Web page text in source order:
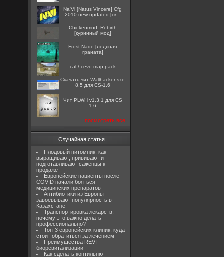
Na'Vi [Natus Vincere] Cfg
2010 new updated [ск...
Chickenmod: Rebirth
[куринный мод]
Frost Nade [ледяная
граната]
cal / cevo map pack
Скачать чит Wallhacker sxe
8.5 для CS-1.6
Чит PLWH v1.3.1 для CS
1.6
посмотреть все
Случайная статья
Плодовый питомник: как
выращивают, прививают и
подготавливают саженцы к
продаже
Европейские пациенты после
COVID начали бояться
медицинских препаратов
Антибиотики из Европы
завоевывают популярность в
Казахстане
Транспортировка лекарств:
почему это важно делать
профессионально?
Топ-3 европейских клиник, куда
стоит обратиться за лечением
Преимущества REVI
биоревитализации
Как сделать коптильню